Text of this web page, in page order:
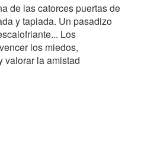
de las catorces puertas de
y tapiada. Un pasadizo
Los
los miedos,
valorar la amistad